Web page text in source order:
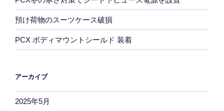
預け荷物のスーツケース破損
PCX ボディマウントシールド 装着
アーカイブ
2025年5月